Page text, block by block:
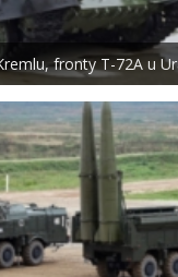
fronty T-72A u